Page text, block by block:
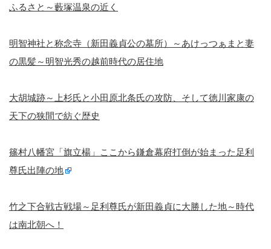
ふるさと～藪塚温泉の近く
明智神社と称念寺（新田義貞公の墓所）～あけっつぁまと妻
の黒髪～明智光秀の越前時代の居住地
大胡城跡～上杉氏と小田原北条氏の攻防、そして徳川家康の
天下の狭間で紡ぐ歴史
篠村八幡宮「旗立楊」ここから鎌倉幕府打倒が始まった足利
尊氏出陣の地
竹之下合戦古戦場～足利尊氏が新田義貞に大勝した地～時代
は南北朝へ！